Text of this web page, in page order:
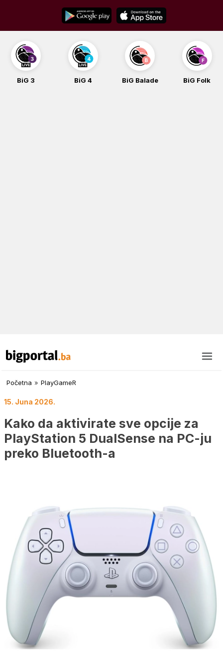
content
BiG 3 BiG 4 BiG Balade BiG Folk
Početna » PlayGameR
15. Juna 2026.
Kako da aktivirate sve opcije za
PlayStation 5 DualSense na PC-ju
preko Bluetooth-a